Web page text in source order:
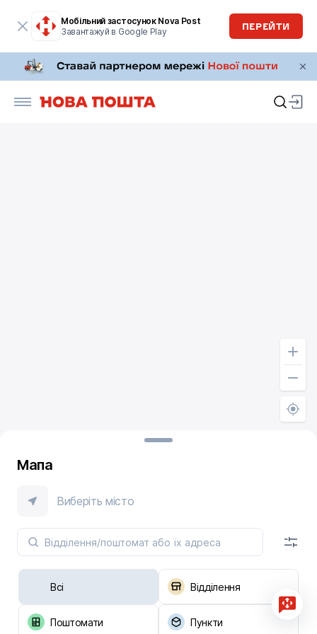
Мобільний застосунок Nova Post
Завантажуй в Google Play
ПЕРЕЙТИ
Мапа
Виберіть місто
Всі Відділення
Поштомати Пункти